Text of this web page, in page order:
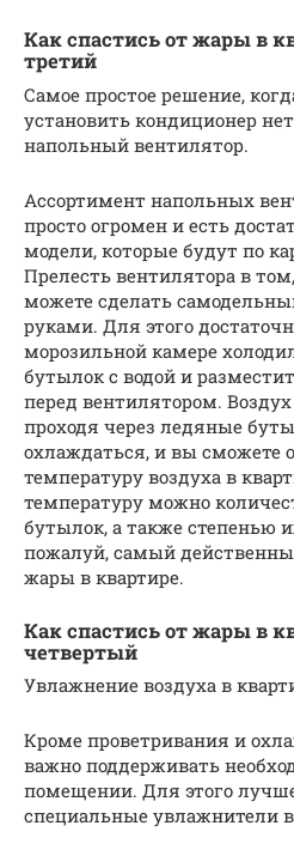
Как спастись от жары в
третий
Самое простое решение,
установить кондиционер
напольный вентилятор.
Ассортимент напольных
просто огромен и есть
модели, которые будут по
Прелесть вентилятора в
можете сделать
руками. Для этого
морозильной камере
бутылок с водой и
перед вентилятором.
проходя через ледяные
охлаждаться, и вы сможете
температуру воздуха в
температуру можно
бутылок, а также степенью
пожалуй, самый
жары в квартире.
Как спастись от жары в
четвертый
Увлажнение воздуха в
Кроме проветривания и
важно поддерживать
помещении. Для этого
специальные увлажнители